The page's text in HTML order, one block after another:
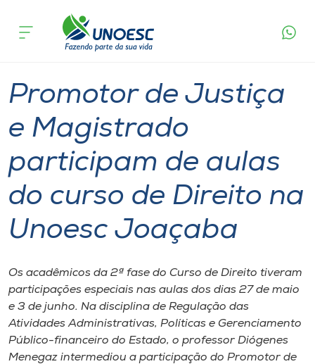
Cursos
Pesquisa
Atendimento ao Estudante
Portal de Ensino
Internacionalização
I.nova
acontece
Promotor de Justiça
e Magistrado
participam de aulas
do curso de Direito na
Unoesc Joaçaba
Os acadêmicos da 2ª fase do Curso de Direito tiveram
participações especiais nas aulas dos dias 27 de maio
e 3 de junho. Na disciplina de Regulação das
Atividades Administrativas, Políticas e Gerenciamento
Público-financeiro do Estado, o professor Diógenes
Menegaz intermediou a participação do Promotor de